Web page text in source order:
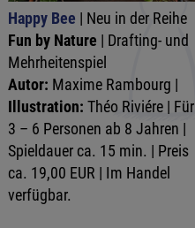
Happy Bee | Neu in der Reihe
Fun by Nature | Drafting- und
Mehrheitenspiel
Autor: Maxime Rambourg |
Illustration: Théo Riviére | Für
3 – 6 Personen ab 8 Jahren |
Spieldauer ca. 15 min. | Preis
ca. 19,00 EUR | Im Handel
verfügbar.